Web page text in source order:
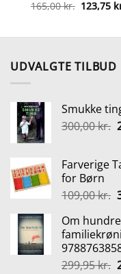
165,00kr. Den
165,00
123,75
kr..
UDVALGTE TILBUD
Smukke
300,00kr.
Farverige
for Børn
109,00kr.
Om
299,95kr.